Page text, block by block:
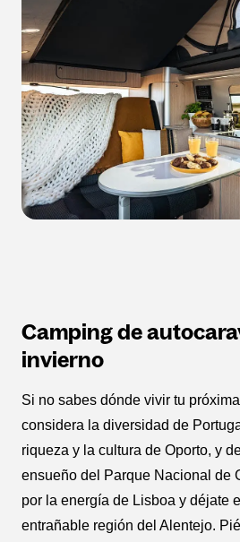
Camping de
invierno
Si no sabes dónde vivir tu
considera la diversidad de
riqueza y la cultura de Oporto, y
ensueño del Parque Nacional de
por la energía de Lisboa y déjate
entrañable región del Alentejo.